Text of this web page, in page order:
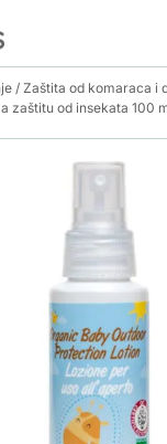
/ Zaštita od komaraca i
zaštitu od insekata 100